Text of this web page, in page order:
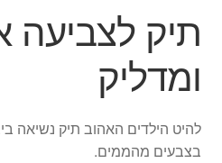
צור קשר
החשבון שלי
סל קניות
תיק לצביעה
ומדליק
להיט הילדים האהוב תיק נשיאה
בצבעים מהממים.